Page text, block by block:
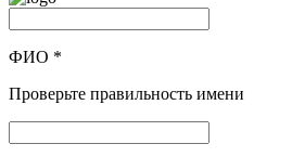
ФИО *
Проверьте правильность имени